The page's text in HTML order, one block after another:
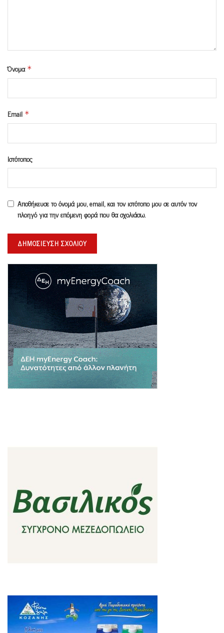
Όνομα *
Email *
Ιστότοπος
Αποθήκευσε το όνομά μου, email, και τον ιστότοπο μου σε αυτόν τον
πλοηγό για την επόμενη φορά που θα σχολιάσω.